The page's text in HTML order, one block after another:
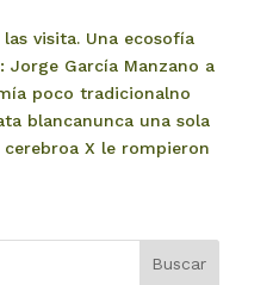
visita. Una ecosofía
Jorge García Manzano a
poco tradicionalno
blancanunca una sola
X le rompieron
Buscar